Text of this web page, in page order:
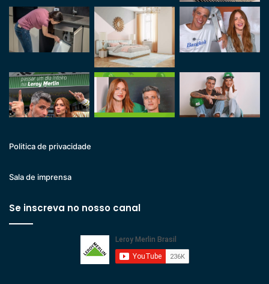
Politica de privacidade
Sala de imprensa
Se inscreva no nosso canal